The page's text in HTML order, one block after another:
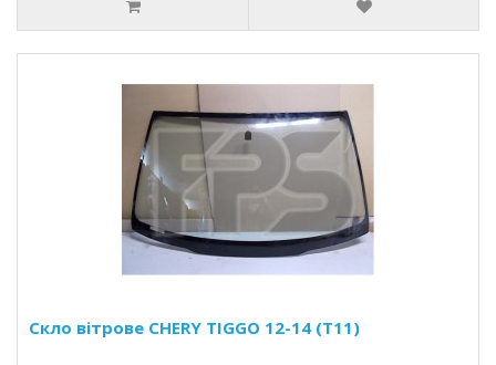
Скло вітрове CHERY TIGGO 12-14 (T11)